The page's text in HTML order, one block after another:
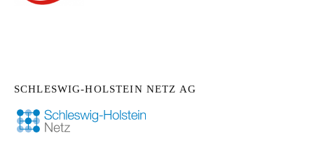
SCHLESWIG-HOLSTEIN NETZ AG